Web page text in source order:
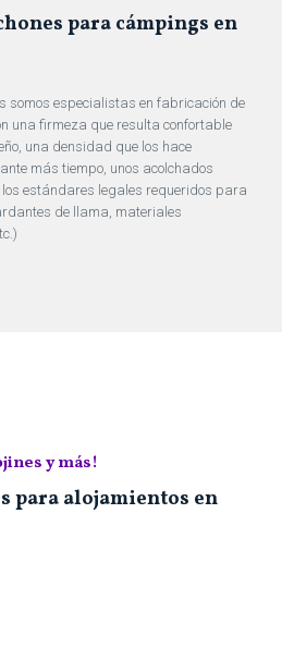
para cámpings en
somos especialistas en fabricación de
una firmeza que resulta confortable
una densidad que los hace
más tiempo, unos acolchados
estándares legales requeridos para
de llama, materiales
y más!
para alojamientos en